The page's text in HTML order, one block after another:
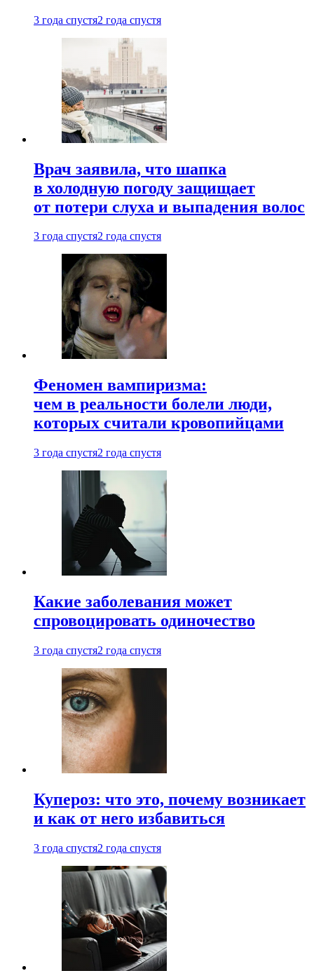
3 года спустя2 года спустя
Врач заявила, что шапка
в холодную погоду защищает
от потери слуха и выпадения волос
3 года спустя2 года спустя
Феномен вампиризма:
чем в реальности болели люди,
которых считали кровопийцами
3 года спустя2 года спустя
Какие заболевания может
спровоцировать одиночество
3 года спустя2 года спустя
Купероз: что это, почему возникает
и как от него избавиться
3 года спустя2 года спустя